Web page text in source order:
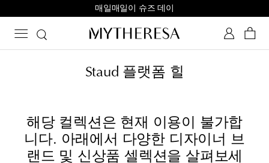
매일매일이 슈즈 데이
Staud 플랫폼 힐
해당 컬렉션은 현재 이용이 불가합
니다. 아래에서 다양한 디자이너 브
랜드 및 신상품 셀렉션을 살펴보세